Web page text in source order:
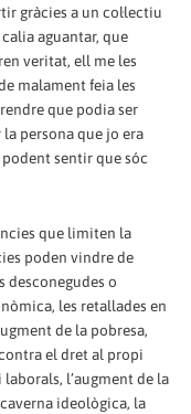
gràcies a un col·lectiu
aguantar, que
veritat, ell me les
malament feia les
que podia ser
persona que jo era
sentir que sóc
que limiten la
poden vindre de
desconegudes o
les retallades en
de la pobresa,
el dret al propi
l’augment de la
ideològica, la